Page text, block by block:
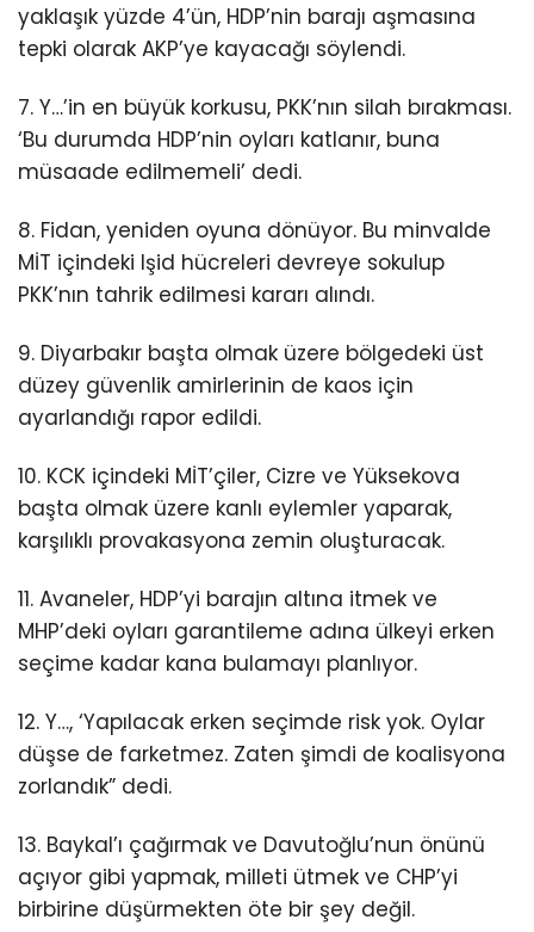
yaklaşık yüzde 4’ün, HDP’nin barajı aşmasına
tepki olarak AKP’ye kayacağı söylendi.
7. Y…’in en büyük korkusu, PKK’nın silah bırakması.
‘Bu durumda HDP’nin oyları katlanır, buna
müsaade edilmemeli’ dedi.
8. Fidan, yeniden oyuna dönüyor. Bu minvalde
MİT içindeki Işid hücreleri devreye sokulup
PKK’nın tahrik edilmesi kararı alındı.
9. Diyarbakır başta olmak üzere bölgedeki üst
düzey güvenlik amirlerinin de kaos için
ayarlandığı rapor edildi.
10. KCK içindeki MİT’çiler, Cizre ve Yüksekova
başta olmak üzere kanlı eylemler yaparak,
karşılıklı provakasyona zemin oluşturacak.
11. Avaneler, HDP’yi barajın altına itmek ve
MHP’deki oyları garantileme adına ülkeyi erken
seçime kadar kana bulamayı planlıyor.
12. Y…, ‘Yapılacak erken seçimde risk yok. Oylar
düşse de farketmez. Zaten şimdi de koalisyona
zorlandık” dedi.
13. Baykal’ı çağırmak ve Davutoğlu’nun önünü
açıyor gibi yapmak, milleti ütmek ve CHP’yi
birbirine düşürmekten öte bir şey değil.